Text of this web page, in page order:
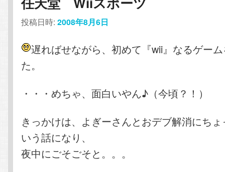
投稿日時:2008年8月6日
遅ればせながら、初めて『wii』なるゲー
た。
・・・めちゃ、面白いやん♪（今頃？！）
きっかけは、よぎーさんとおデブ解消にち
いう話になり、
夜中にごそごそと。。。